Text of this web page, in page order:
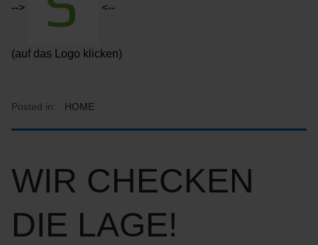
--> <--
(auf das Logo klicken)
Posted in: HOME
WIR CHECKEN
DIE LAGE!